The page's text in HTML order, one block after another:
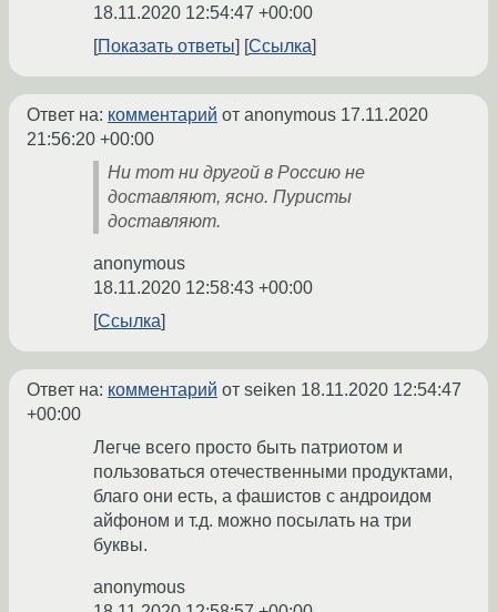
18.11.2020 12:54:47 +00:00
Показать ответы
Ссылка
Ответ на: комментарий от anonymous 17.11.2020
21:56:20 +00:00
Ни тот ни другой в Россию не
доставляют, ясно. Пуристы
доставляют.
anonymous
18.11.2020 12:58:43 +00:00
Ссылка
Ответ на: комментарий от seiken 18.11.2020 12:54:47
+00:00
Легче всего просто быть патриотом и
пользоваться отечественными продуктами,
благо они есть, а фашистов с андроидом
айфоном и т.д. можно посылать на три
буквы.
anonymous